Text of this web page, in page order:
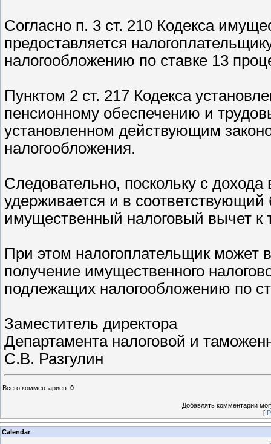
Согласно п. 3 ст. 210 Кодекса
предоставляется
налогообложению по ставке 13
Пунктом 2 ст. 217 Кодекса
пенсионному обеспечению и
установленном действующим
налогообложения.
Следовательно, поскольку с
удерживается и в
имущественный налоговый вычет к
При этом налогоплательщик может
получение имущественного
подлежащих налогообложению по
Заместитель директора
Департамента налоговой и
С.В. Разгулин
Всего комментариев: 0
Добавлять комментарии
[
Calendar